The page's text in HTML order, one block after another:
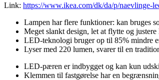
Link: https://www.ikea.com/dk/da/p/naevlinge-
Lampen har flere funktioner: kan bruges
Meget slankt design, let at flytte og justere
LED-teknologi bruger op til 85% mindre
Lyser med 220 lumen, svarer til en
LED-pæren er indbygget og kan kun
Klemmen til fastgørelse har en